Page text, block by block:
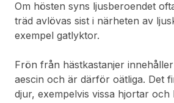
Om hösten syns ljusberoendet
träd avlövas sist i närheten av
exempel gatlyktor.
Frön från hästkastanjer
aescin och är därför oätliga. Det
djur, exempelvis vissa hjortar och